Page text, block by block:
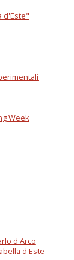
d'Este"
Week
d'Arco
d'Este